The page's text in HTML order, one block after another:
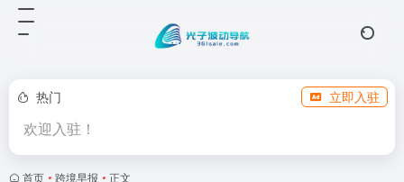
热门 立即入驻
欢迎入驻！
首页 • 跨境早报 • 正文